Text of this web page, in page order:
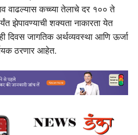
वाढल्यास कच्च्या तेलाचे दर १०० ते
झेपावण्याची शक्यता नाकारता येत
दिवस जागतिक अर्थव्यवस्था आणि ऊर्जा
ठरणार आहेत.